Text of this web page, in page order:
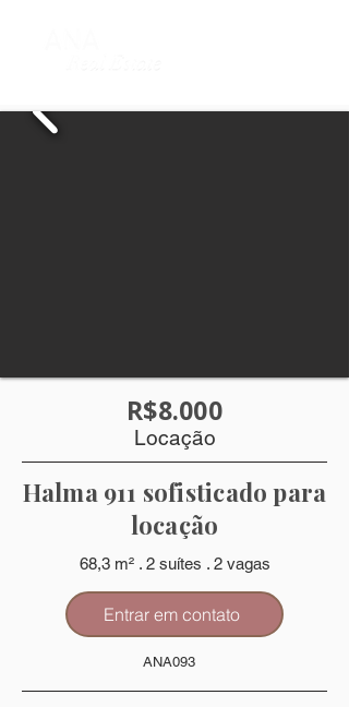
R$8.000
Locação
Halma 911 sofisticado para
locação
68,3 m² . 2 suítes . 2 vagas
Entrar em contato
ANA093